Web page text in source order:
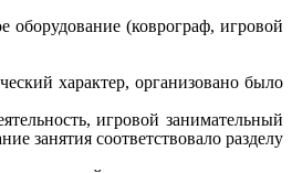
оборудование (коврограф, игровой
характер, организовано было
игровой занимательный
занятия соответствовало разделу